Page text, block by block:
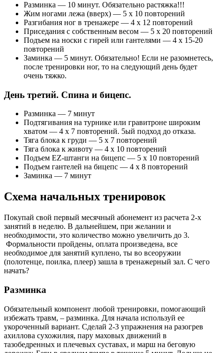
Разминка — 10 минут. Обязательно растяжка!!!
Жим ногами лежа (вверх) — 5 х 10 повторений
Разгибания ног в тренажере — 4 х 12 повторений
Приседания с собственным весом — 5 х 20 повторений
Подъем на носки с гирей или гантелями — 4 х 15-20
повторений
Заминка — 5 минут. Обязательно! Если не разомнетесь,
после тренировки ног, то на следующий день будет
очень тяжко.
День третий. Спина и бицепс.
Разминка — 7 минут
Подтягивания на турнике или гравитроне широким
хватом — 4 х 7 повторений. 5ый подход до отказа.
Тяга блока к груди — 5 х 7 повторений
Тяга блока к животу — 4 х 10 повторений
Подъем EZ-штанги на бицепс — 5 х 10 повторений
Подъем гантелей на бицепс — 4 х 8 повторений
Заминка — 7 минут
Схема начальных тренировок
Покупай свой первый месячный абонемент из расчета 2-х
занятий в неделю. В дальнейшем, при желании и
необходимости, это количество можно увеличить до 3.
Формальности пройдены, оплата произведена, все
необходимое для занятий куплено, ты во всеоружии
(полотенце, поилка, плеер) зашла в тренажерный зал. С чего
начать?
Разминка
Обязательный компонент любой тренировки, помогающий
избежать травм, – разминка. Для начала используй ее
укороченный вариант. Сделай 2-3 упражнения на разогрев
ахиллова сухожилия, пару маховых движений в
тазобедренных и плечевых суставах, и марш на беговую